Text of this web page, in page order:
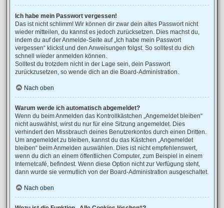
Ich habe mein Passwort vergessen!
Das ist nicht schlimm! Wir können dir zwar dein altes Passwort nicht
wieder mitteilen, du kannst es jedoch zurücksetzen. Dies machst du,
indem du auf der Anmelde-Seite auf „Ich habe mein Passwort
vergessen“ klickst und den Anweisungen folgst. So solltest du dich
schnell wieder anmelden können.
Solltest du trotzdem nicht in der Lage sein, dein Passwort
zurückzusetzen, so wende dich an die Board-Administration.
Nach oben
Warum werde ich automatisch abgemeldet?
Wenn du beim Anmelden das Kontrollkästchen „Angemeldet bleiben“
nicht auswählst, wirst du nur für eine Sitzung angemeldet. Dies
verhindert den Missbrauch deines Benutzerkontos durch einen Dritten.
Um angemeldet zu bleiben, kannst du das Kästchen „Angemeldet
bleiben“ beim Anmelden auswählen. Dies ist nicht empfehlenswert,
wenn du dich an einem öffentlichen Computer, zum Beispiel in einem
Internetcafé, befindest. Wenn diese Option nicht zur Verfügung steht,
dann wurde sie vermutlich von der Board-Administration ausgeschaltet.
Nach oben